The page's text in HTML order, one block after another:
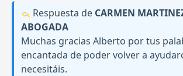
Respuesta de CARMEN
ABOGADA
Muchas gracias Alberto por tus
encantada de poder volver a
necesitáis.